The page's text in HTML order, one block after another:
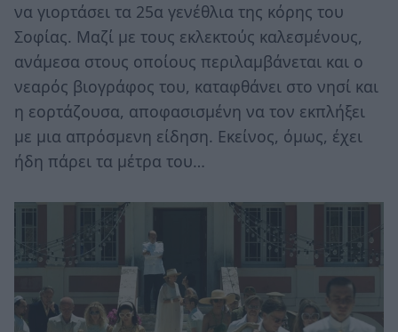
να γιορτάσει τα 25α γενέθλια της κόρης του
Σοφίας. Μαζί με τους εκλεκτούς καλεσμένους,
ανάμεσα στους οποίους περιλαμβάνεται και ο
νεαρός βιογράφος του, καταφθάνει στο νησί και
η εορτάζουσα, αποφασισμένη να τον εκπλήξει
με μια απρόσμενη είδηση. Εκείνος, όμως, έχει
ήδη πάρει τα μέτρα του…